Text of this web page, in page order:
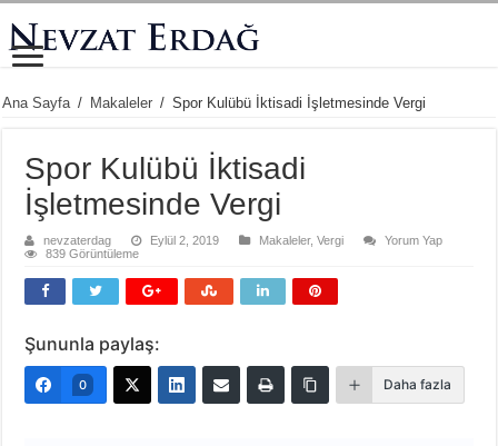
Ana Sayfa / Makaleler / Spor Kulübü İktisadi İşletmesinde Vergi
Spor Kulübü İktisadi
İşletmesinde Vergi
nevzaterdag Eylül 2, 2019 Makaleler,Vergi
Yorum Yap
839 Görüntüleme
Şununla paylaş:
0 Daha fazla